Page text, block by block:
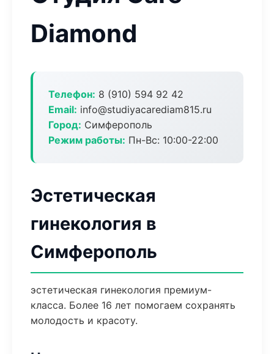
Diamond
Телефон: 8 (910) 594 92 42
Email: info@studiyacarediam815.ru
Город: Симферополь
Режим работы: Пн-Вс: 10:00-22:00
Эстетическая
гинекология в
Симферополь
эстетическая гинекология премиум-
класса. Более 16 лет помогаем сохранять
молодость и красоту.